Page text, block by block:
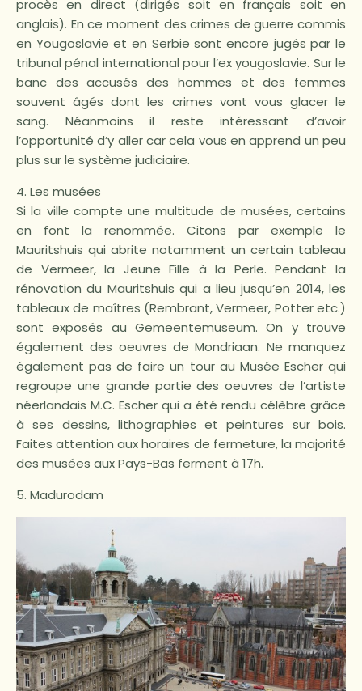
procès en direct (dirigés soit en français soit en
anglais). En ce moment des crimes de guerre commis
en Yougoslavie et en Serbie sont encore jugés par le
tribunal pénal international pour l’ex yougoslavie. Sur le
banc des accusés des hommes et des femmes
souvent âgés dont les crimes vont vous glacer le
sang. Néanmoins il reste intéressant d’avoir
l’opportunité d’y aller car cela vous en apprend un peu
plus sur le système judiciaire.
4. Les musées
Si la ville compte une multitude de musées, certains
en font la renommée. Citons par exemple le
Mauritshuis qui abrite notamment un certain tableau
de Vermeer, la Jeune Fille à la Perle. Pendant la
rénovation du Mauritshuis qui a lieu jusqu’en 2014, les
tableaux de maîtres (Rembrant, Vermeer, Potter etc.)
sont exposés au Gemeentemuseum. On y trouve
également des oeuvres de Mondriaan. Ne manquez
également pas de faire un tour au Musée Escher qui
regroupe une grande partie des oeuvres de l’artiste
néerlandais M.C. Escher qui a été rendu célèbre grâce
à ses dessins, lithographies et peintures sur bois.
Faites attention aux horaires de fermeture, la majorité
des musées aux Pays-Bas ferment à 17h.
5. Madurodam